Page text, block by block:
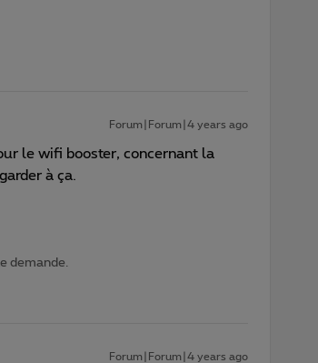
Forum|Forum|4 years ago
le wifi booster, concernant la
à ça.
demande.
Forum|Forum|4 years ago